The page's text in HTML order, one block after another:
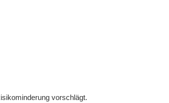
vorschlägt.